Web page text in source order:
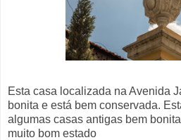
Esta casa localizada na Avenida
bonita e está bem conservada.
algumas casas antigas bem
muito bom estado